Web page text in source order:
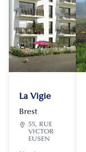
La Vigie
Brest
 55, RUE
VICTOR
EUSEN